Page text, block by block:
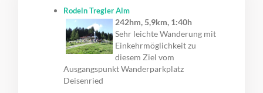
Rodeln Tregler Alm
242hm, 5,9km, 1:40h
Sehr leichte Wanderung mit
Einkehrmöglichkeit zu
diesem Ziel vom
Ausgangspunkt Wanderparkplatz
Deisenried